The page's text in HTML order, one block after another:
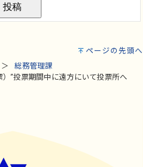
ページの先頭へ
総務管理課
”投票期間中に遠方にいて投票所へ